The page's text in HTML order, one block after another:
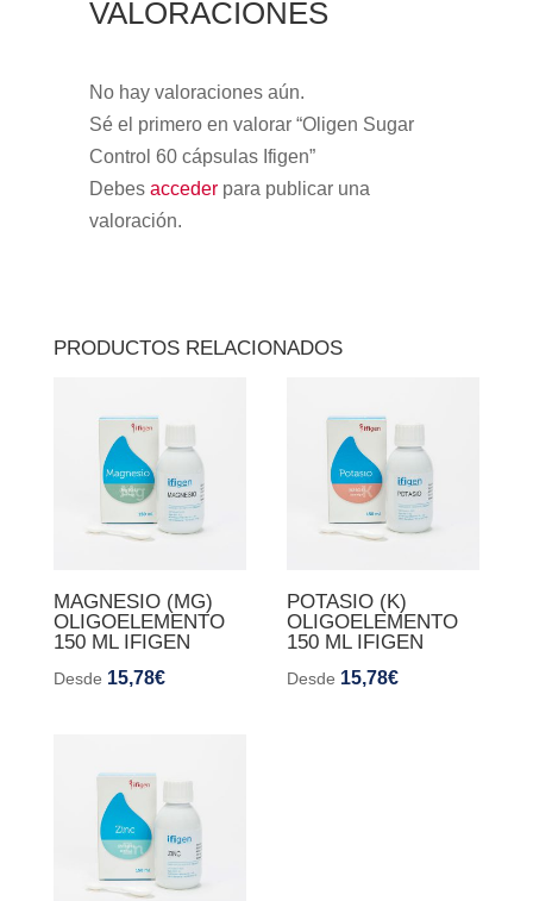
VALORACIONES
No hay valoraciones aún.
Sé el primero en valorar “Oligen Sugar
Control 60 cápsulas Ifigen”
Debes accederpara publicar una
valoración.
PRODUCTOS RELACIONADOS
MAGNESIO (MG)
OLIGOELEMENTO
150 ML IFIGEN
Desde 15,78€
POTASIO (K)
OLIGOELEMENTO
150 ML IFIGEN
Desde 15,78€